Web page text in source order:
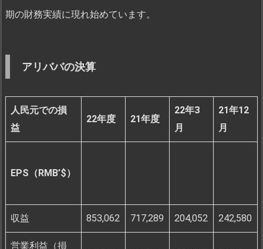
期の財務実績に現れ始めています。
アリババの決算
人民元での損
益
22年度 21年度
22年3
月
21年12
月
EPS（RMB’$）
収益 853,062 717,289 204,052 242,580
営業利益（損